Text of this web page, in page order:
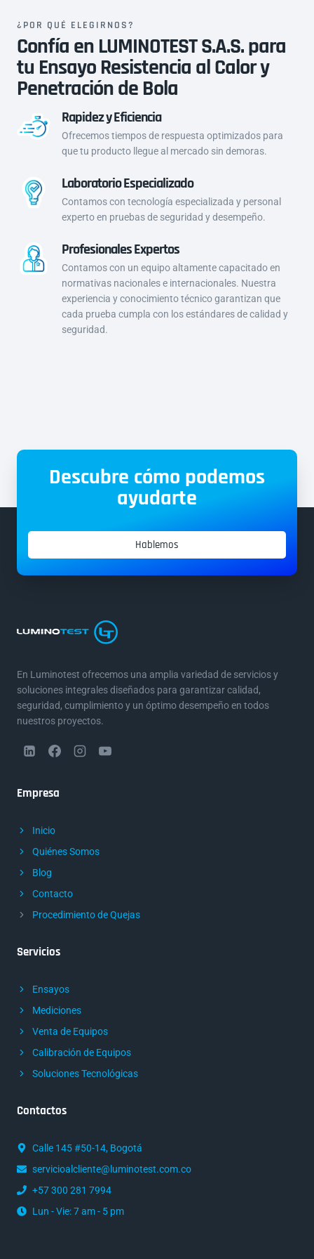
¿POR QUÉ ELEGIRNOS?
Confía en LUMINOTEST S.A.S. para
tu Ensayo Resistencia al Calor y
Penetración de Bola
Rapidez y Eficiencia
Ofrecemos tiempos de respuesta optimizados para
que tu producto llegue al mercado sin demoras.
Laboratorio Especializado
Contamos con tecnología especializada y personal
experto en pruebas de seguridad y desempeño.
Profesionales Expertos
Contamos con un equipo altamente capacitado en
normativas nacionales e internacionales. Nuestra
experiencia y conocimiento técnico garantizan que
cada prueba cumpla con los estándares de calidad y
seguridad.
Descubre cómo podemos
ayudarte
Hablemos
En Luminotest ofrecemos una amplia variedad de servicios y
soluciones integrales diseñados para garantizar calidad,
seguridad, cumplimiento y un óptimo desempeño en todos
nuestros proyectos.
Empresa
Inicio
Quiénes Somos
Blog
Contacto
Procedimiento de Quejas
Servicios
Ensayos
Mediciones
Venta de Equipos
Calibración de Equipos
Soluciones Tecnológicas
Contactos
Calle 145 #50-14, Bogotá
servicioalcliente@luminotest.com.co
+57 300 281 7994
Lun - Vie: 7 am - 5 pm